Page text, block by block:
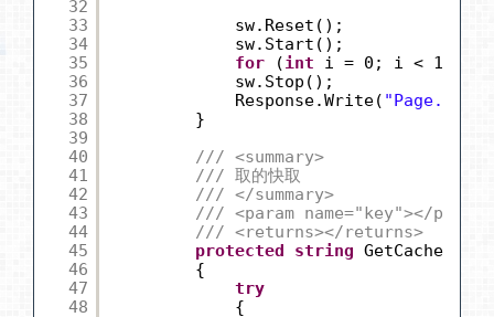
32
33
34
35
36
37
38
39
40
41
42
43
44
45
46
47
48
sw.Reset();
sw.Start();
for
(int
i = 0; i <
sw.Stop();
Response.Write(
}
/// <summary>
/// 取的快取
/// </summary>
/// <param name="key"></param>
/// <returns></returns>
protected
string GetCache(
{
try
{